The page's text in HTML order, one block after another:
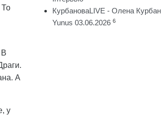
То
В
А
у
КурбановаLIVE - Олена
Yunus 03.06.2026 6